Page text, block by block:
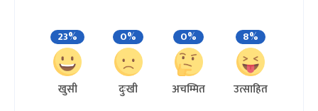
23%
खुसी
0%
दुःखी
0%
अचम्मित
8%
उत्साहित